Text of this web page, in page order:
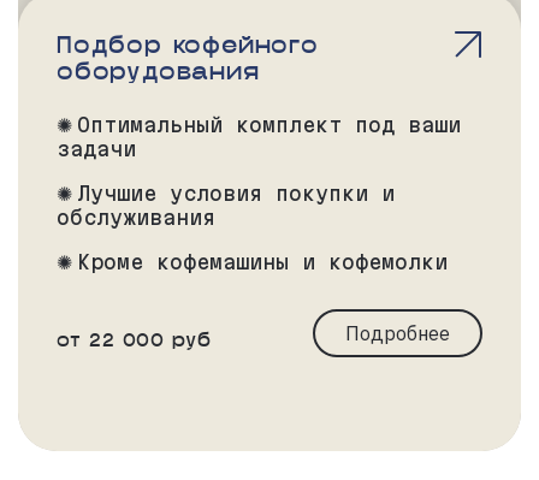
Подбор кофейного
оборудования
Оптимальный комплект под ваши
задачи
Лучшие условия покупки и
обслуживания
Кроме кофемашины и кофемолки
от 22 000 руб
Подробнее